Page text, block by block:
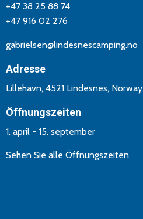
+47 38 25 88 74
+47 916 02 276
gabrielsen@lindesnescamping.no
Adresse
Lillehavn, 4521 Lindesnes, Norway
Öffnungszeiten
1. april - 15. september
Sehen Sie alle Öffnungszeiten